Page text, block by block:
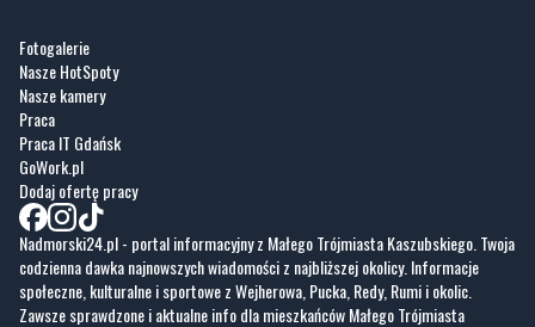
Fotogalerie
Nasze HotSpoty
Nasze kamery
Praca
Praca IT Gdańsk
GoWork.pl
Dodaj ofertę pracy
Nadmorski24.pl - portal informacyjny z Małego Trójmiasta Kaszubskiego. Twoja
codzienna dawka najnowszych wiadomości z najbliższej okolicy. Informacje
społeczne, kulturalne i sportowe z Wejherowa, Pucka, Redy, Rumi i okolic.
Zawsze sprawdzone i aktualne info dla mieszkańców Małego Trójmiasta